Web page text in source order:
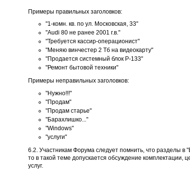
Примеры правильных заголовков:
"1-комн. кв. по ул. Московская, 33"
"Audi 80 не ранее 2001 г.в."
"Требуется кассир-операционист"
"Меняю винчестер 2 Тб на видеокарту"
"Продается системный блок P-133"
"Ремонт бытовой техники"
Примеры неправильных заголовков:
"Нужно!!!"
"Продам"
"Продам старье"
"Барахлишко..."
"Windows"
"услуги"
6.2. Участникам Форума следует помнить, что разделы
то в такой теме допускается обсуждение комплектации,
услуг.